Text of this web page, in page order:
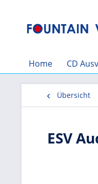
Home CD
Übersicht
ESV